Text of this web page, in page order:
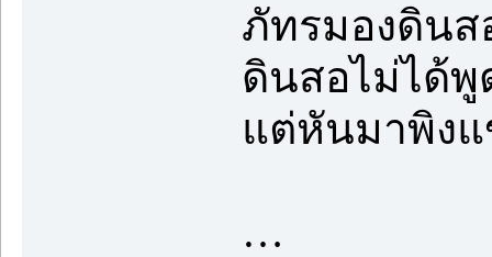
ภัทรมองดินส
ดินสอไม่ได้พู
แต่หันมาพิง
…